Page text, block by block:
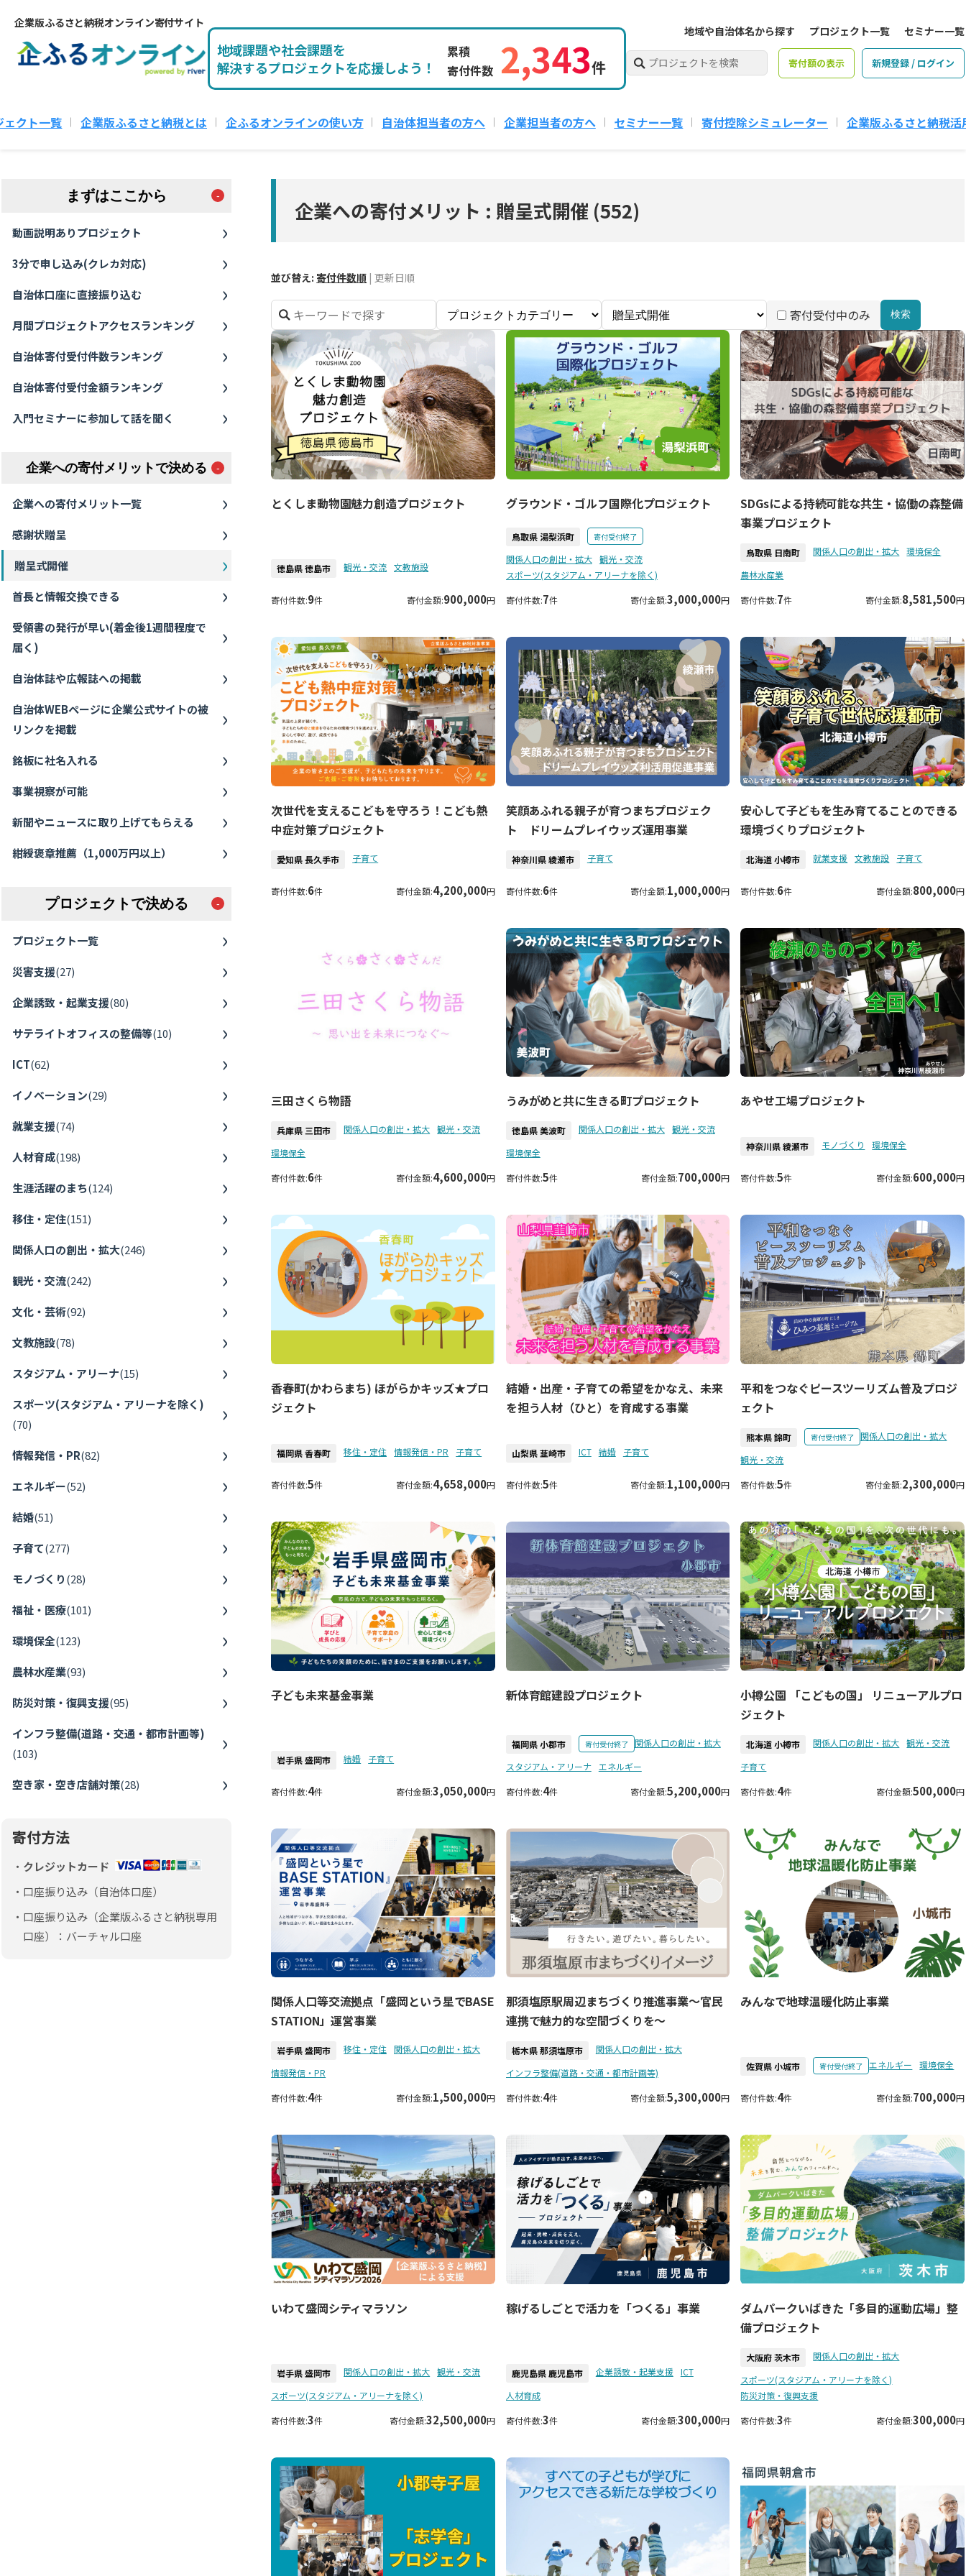
企業版ふるさと納税オンライン寄付サイト
地域課題や社会課題を
解決するプロジェクトを応援しよう！
累積
寄付件数 2,343件
地域や自治体名から探す プロジェクト一覧 セミナー一覧
寄付額の表示 新規登録 / ログイン
ェクト一覧 企業版ふるさと納税とは 企ふるオンラインの使い方 自治体担当者の方へ 企業担当者の方へ セミナー一覧 寄付控除シミュレーター 企業版ふるさと納税活
まずはここから
動画説明ありプロジェクト
3分で申し込み(クレカ対応)
自治体口座に直接振り込む
月間プロジェクトアクセスランキング
自治体寄付受付件数ランキング
自治体寄付受付金額ランキング
入門セミナーに参加して話を聞く
企業への寄付メリットで決める
企業への寄付メリット一覧
感謝状贈呈
贈呈式開催
首長と情報交換できる
受領書の発行が早い(着金後1週間程度で
届く)
自治体誌や広報誌への掲載
自治体WEBページに企業公式サイトの被
リンクを掲載
銘板に社名入れる
事業視察が可能
新聞やニュースに取り上げてもらえる
紺綬褒章推薦（1,000万円以上）
プロジェクトで決める
プロジェクト一覧
災害支援(27)
企業誘致・起業支援(80)
サテライトオフィスの整備等(10)
ICT(62)
イノベーション(29)
就業支援(74)
人材育成(198)
生涯活躍のまち(124)
移住・定住(151)
関係人口の創出・拡大(246)
観光・交流(242)
文化・芸術(92)
文教施設(78)
スタジアム・アリーナ(15)
スポーツ(スタジアム・アリーナを除く)
(70)
情報発信・PR(82)
エネルギー(52)
結婚(51)
子育て(277)
モノづくり(28)
福祉・医療(101)
環境保全(123)
農林水産業(93)
防災対策・復興支援(95)
インフラ整備(道路・交通・都市計画等)
(103)
空き家・空き店舗対策(28)
寄付方法
クレジットカード
口座振り込み（自治体口座）
口座振り込み（企業版ふるさと納税専用
口座）：バーチャル口座
企業への寄付メリット : 贈呈式開催 (552)
並び替え: 寄付件数順 | 更新日順
寄付受付中のみ 検索
とくしま動物園魅力創造プロジェクト
徳島県 徳島市 観光・交流 文教施設
寄付件数:9件 寄付金額:900,000円
グラウンド・ゴルフ国際化プロジェクト
鳥取県 湯梨浜町 寄付受付終了
関係人口の創出・拡大
観光・交流
スポーツ(スタジアム・アリーナを除く)
寄付件数:7件 寄付金額:3,000,000円
SDGsによる持続可能な共生・協働の森整備
事業プロジェクト
鳥取県 日南町 関係人口の創出・拡大
環境保全
農林水産業
寄付件数:7件 寄付金額:8,581,500円
次世代を支えるこどもを守ろう！こども熱
中症対策プロジェクト
愛知県 長久手市 子育て
寄付件数:6件 寄付金額:4,200,000円
笑顔あふれる親子が育つまちプロジェク
ト ドリームプレイウッズ運用事業
神奈川県 綾瀬市 子育て
寄付件数:6件 寄付金額:1,000,000円
安心して子どもを生み育てることのできる
環境づくりプロジェクト
北海道 小樽市 就業支援 文教施設 子育て
寄付件数:6件 寄付金額:800,000円
三田さくら物語
兵庫県 三田市 関係人口の創出・拡大 観光・交流
環境保全
寄付件数:6件 寄付金額:4,600,000円
うみがめと共に生きる町プロジェクト
徳島県 美波町 関係人口の創出・拡大
観光・交流
環境保全
寄付件数:5件 寄付金額:700,000円
あやせ工場プロジェクト
神奈川県 綾瀬市 モノづくり 環境保全
寄付件数:5件 寄付金額:600,000円
香春町(かわらまち) ほがらかキッズ★プロ
ジェクト
福岡県 香春町 移住・定住 情報発信・PR 子育て
寄付件数:5件 寄付金額:4,658,000円
結婚・出産・子育ての希望をかなえ、未来
を担う人材（ひと）を育成する事業
山梨県 韮崎市 ICT 結婚 子育て
寄付件数:5件 寄付金額:1,100,000円
平和をつなぐピースツーリズム普及プロジ
ェクト
熊本県 錦町 寄付受付終了
関係人口の創出・拡大
観光・交流
寄付件数:5件 寄付金額:2,300,000円
子ども未来基金事業
岩手県 盛岡市 結婚 子育て
寄付件数:4件 寄付金額:3,050,000円
新体育館建設プロジェクト
福岡県 小郡市 寄付受付終了
関係人口の創出・拡大
スタジアム・アリーナ
エネルギー
寄付件数:4件 寄付金額:5,200,000円
小樽公園 「こどもの国」 リニューアルプロ
ジェクト
北海道 小樽市 関係人口の創出・拡大
観光・交流
子育て
寄付件数:4件 寄付金額:500,000円
関係人口等交流拠点「盛岡という星でBASE
STATION」運営事業
岩手県 盛岡市 移住・定住 関係人口の創出・拡大
情報発信・PR
寄付件数:4件 寄付金額:1,500,000円
那須塩原駅周辺まちづくり推進事業～官民
連携で魅力的な空間づくりを～
栃木県 那須塩原市
関係人口の創出・拡大
インフラ整備(道路・交通・都市計画等)
寄付件数:4件 寄付金額:5,300,000円
みんなで地球温暖化防止事業
佐賀県 小城市 寄付受付終了 エネルギー 環境保全
寄付件数:4件 寄付金額:700,000円
いわて盛岡シティマラソン
岩手県 盛岡市 関係人口の創出・拡大 観光・交流
スポーツ(スタジアム・アリーナを除く)
寄付件数:3件 寄付金額:32,500,000円
稼げるしごとで活力を「つくる」事業
鹿児島県 鹿児島市 企業誘致・起業支援
ICT
人材育成
寄付件数:3件 寄付金額:300,000円
ダムパークいばきた「多目的運動広場」整
備プロジェクト
大阪府 茨木市
関係人口の創出・拡大
スポーツ(スタジアム・アリーナを除く)
防災対策・復興支援
寄付件数:3件 寄付金額:300,000円